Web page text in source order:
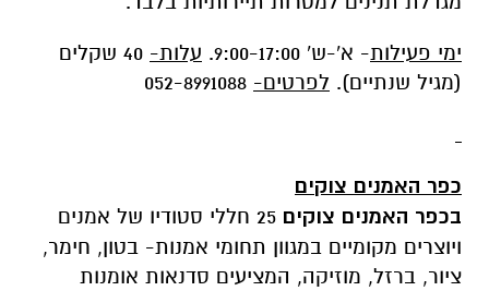
ימי פעילות- א'-ש' 9:00-17:00. עלות-
40 שקלים
(מגיל שנתיים). לפרטים- 052-8991088
כפר האמנים צוקים
בכפר האמנים צוקים
25 חללי סטודיו של אמנים
ויוצרים מקומיים במגוון תחומי אמנות- בטון, חימר,
ציור, ברזל, מוזיקה, המציעים סדנאות אומנות